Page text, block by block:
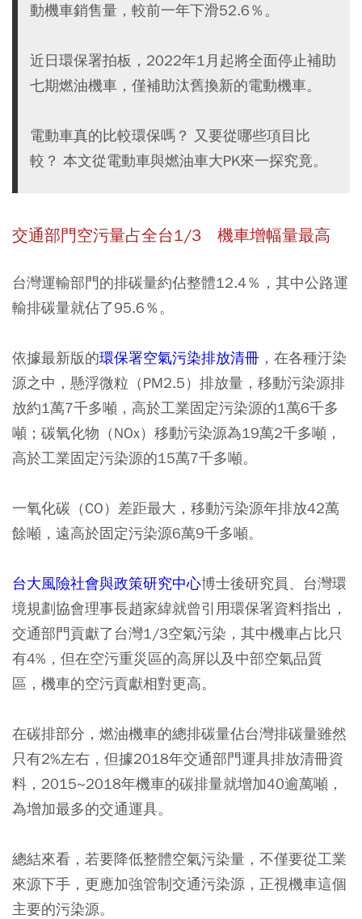
動機車銷售量，較前一年下滑52.6％。
近日環保署拍板，2022年1月起將全面停止補助
七期燃油機車，僅補助汰舊換新的電動機車。
電動車真的比較環保嗎？ 又要從哪些項目比
較？ 本文從電動車與燃油車大PK來一探究竟。
交通部門空污量占全台1/3 機車增幅量最高
台灣運輸部門的排碳量約佔整體12.4％，其中公路運
輸排碳量就佔了95.6％。
依據最新版的環保署空氣污染排放清冊 ，在各種汙染
源之中，懸浮微粒（PM2.5）排放量，移動污染源排
放約1萬7千多噸，高於工業固定污染源的1萬6千多
噸；碳氧化物（NOx）移動污染源為19萬2千多噸，
高於工業固定污染源的15萬7千多噸。
一氧化碳（CO）差距最大，移動污染源年排放42萬
餘噸，遠高於固定污染源6萬9千多噸。
台大風險社會與政策研究中心博士後研究員、台灣環
境規劃協會理事長趙家緯就曾引用環保署資料指出，
交通部門貢獻了台灣1/3空氣污染，其中機車占比只
有4%，但在空污重災區的高屏以及中部空氣品質
區，機車的空污貢獻相對更高。
在碳排部分， 燃油機車的總排碳量佔台灣排碳量雖然
只有2%左右，但據2018年交通部門運具排放清冊資
料，2015~2018年機車的碳排量就增加40逾萬噸，
為增加最多的交通運具。
總結來看，若要降低整體空氣污染量，不僅要從工業
來源下手，更應加強管制交通污染源，正視機車這個
主要的污染源。